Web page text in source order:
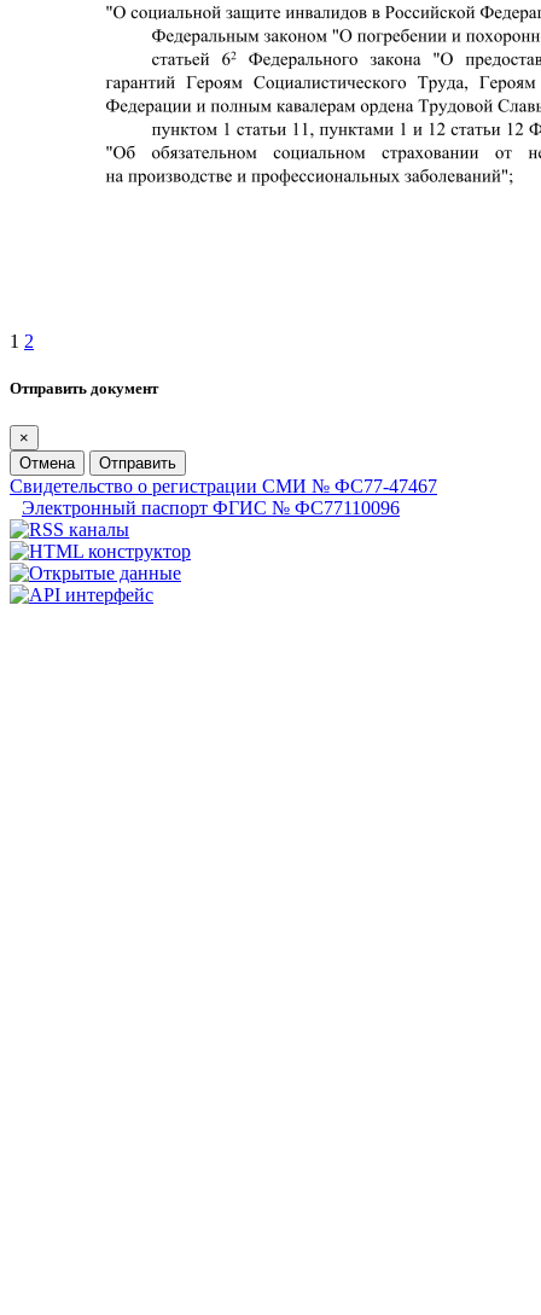
1 2
Отправить документ
×
Отмена
Отправить
Свидетельство о регистрации СМИ № ФС77-47467
Электронный паспорт ФГИС № ФС77110096